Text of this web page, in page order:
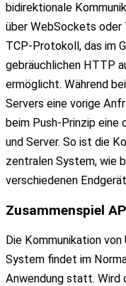
bidirektionale
über WebSockets
TCP-Protokoll, das im
gebräuchlichen HTTP
ermöglicht. Während
Servers eine vorige
beim Push-Prinzip eine
und Server. So ist die
zentralen System, wie
verschiedenen
Zusammenspiel
Die Kommunikation
System findet im
Anwendung statt. Wird